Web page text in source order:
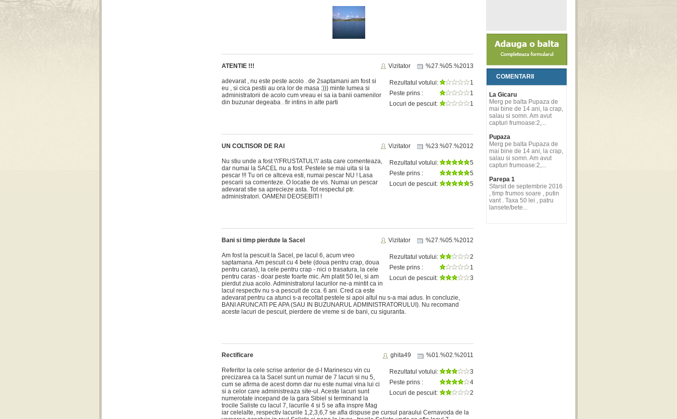
Vizitator %27.%05.%2013
ATENTIE !!!
Rezultatul votului:
1
Peste prins :
1
Locuri de pescuit:
1
adevarat , nu este peste acolo . de 2saptamani am fost si
eu , si cica pestii au ora lor de masa :))) minte lumea si
administratorii de acolo cum vreau ei sa ia banii oamenilor
din buzunar degeaba . fir intins in alte parti
Vizitator %23.%07.%2012
UN COLTISOR DE RAI
Rezultatul votului:
5
Peste prins :
5
Locuri de pescuit:
5
Nu stiu unde a fost \'\'FRUSTATUL\'\' asta care comenteaza,
dar numai la SACEL nu a fost. Pestele se mai uita si la
pescar !!! Tu ori ce altceva esti, numai pescar NU ! Lasa
pescarii sa comenteze. O locatie de vis. Numai un pescar
adevarat stie sa aprecieze asta. Tot respectul ptr.
administratori. OAMENI DEOSEBITI !
Vizitator %27.%05.%2012
Bani si timp pierdute la Sacel
Rezultatul votului:
2
Peste prins :
1
Locuri de pescuit:
3
Am fost la pescuit la Sacel, pe lacul 6, acum vreo
saptamana. Am pescuit cu 4 bete (doua pentru crap, doua
pentru caras), la cele pentru crap - nici o trasatura, la cele
pentru caras - doar peste foarte mic. Am platit 50 lei, si am
pierdut ziua acolo. Administratorul lacurilor ne-a mintit ca in
lacul respectiv nu s-a pescuit de cca. 6 ani. Cred ca este
adevarat pentru ca atunci s-a recoltat pestele si apoi altul nu s-a mai adus. In concluzie,
BANI ARUNCATI PE APA (SAU IN BUZUNARUL ADMINISTRATORULUI). Nu recomand
aceste lacuri de pescuit, pierdere de vreme si de bani, cu siguranta.
ghita49 %01.%02.%2011
Rectificare
Rezultatul votului:
3
Peste prins :
4
Locuri de pescuit:
2
Referitor la cele scrise anterior de d-l Marinescu vin cu
precizarea ca la Sacel sunt un numar de 7 lacuri si nu 5,
cum se afirma de acest domn dar nu este numai vina lui ci
si a celor care administreaza site-ul. Aceste lacuri sunt
numerotate incepand de la gara Sibiel si terminand la
trocile Saliste cu lacul 7, lacurile 4 si 5 se afla inspre Mag
iar celelalte, respectiv lacurile 1,2,3,6,7 se afla dispuse pe cursul paraului Cernavoda de la
COMENTARII
La Gicaru
Merg pe balta Pupaza de
mai bine de 14 ani, la crap,
salau si somn. Am avut
capturi frumoase:2,...
Pupaza
Merg pe balta Pupaza de
mai bine de 14 ani, la crap,
salau si somn. Am avut
capturi frumoase:2,...
Parepa 1
Sfarsit de septembrie 2016
, timp frumos soare , putin
vant . Taxa 50 lei , patru
lansete/bete...